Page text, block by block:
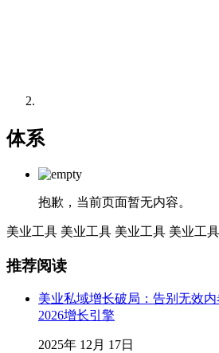
体系
抱歉，当前页面暂无内容。
美业工具 美业工具 美业工具 美业工具
推荐阅读
美业私域增长破局：告别无效
2026增长引擎
2025年 12月 17日